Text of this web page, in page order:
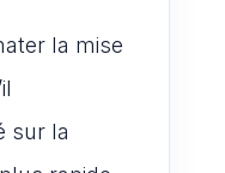
la mise
sur la